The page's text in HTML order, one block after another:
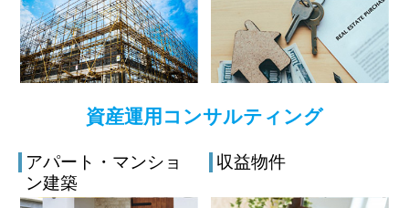
資産運用コンサルティング
アパート・マンショ
ン建築
収益物件